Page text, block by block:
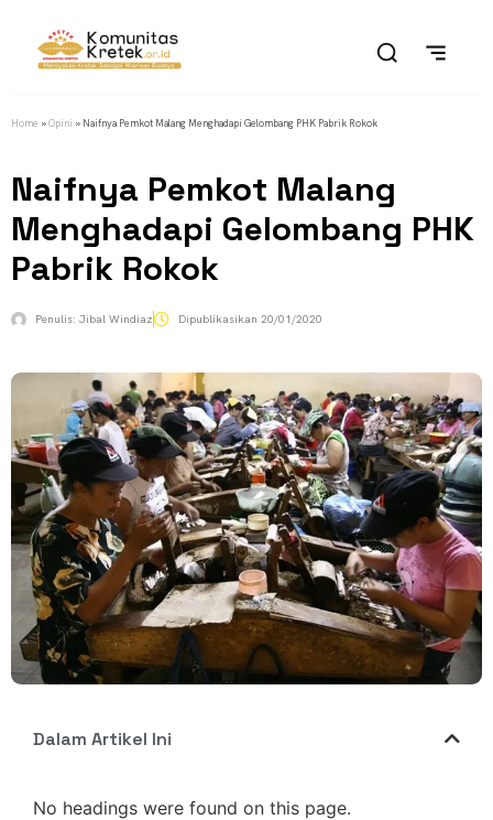
Home »Opini » Naifnya Pemkot Malang Menghadapi Gelombang PHK Pabrik Rokok
Naifnya Pemkot Malang
Menghadapi Gelombang PHK
Pabrik Rokok
Penulis: Jibal Windiaz Dipublikasikan 20/01/2020
Dalam Artikel Ini
No headings were found on this page.